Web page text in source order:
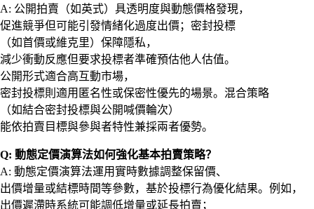
A: 公開拍賣（如英式）具透明度與動態價格發現，
促進競爭但可能引發情緒化過度出價；密封投標
（如首價或維克里）保障隱私，
減少衝動反應但要求投標者準確預估他人估值。
公開形式適合高互動市場，
密封投標則適用匿名性或保密性優先的場景。混合策略
（如結合密封投標與公開喊價輪次）
能依拍賣目標與參與者特性兼採兩者優勢。
Q: 動態定價演算法如何強化基本拍賣策略？
A: 動態定價演算法運用實時數據調整保留價、
出價增量或結標時間等參數，基於投標行為優化結果。例如，
出價遲滯時系統可能調低增量或延長拍賣；